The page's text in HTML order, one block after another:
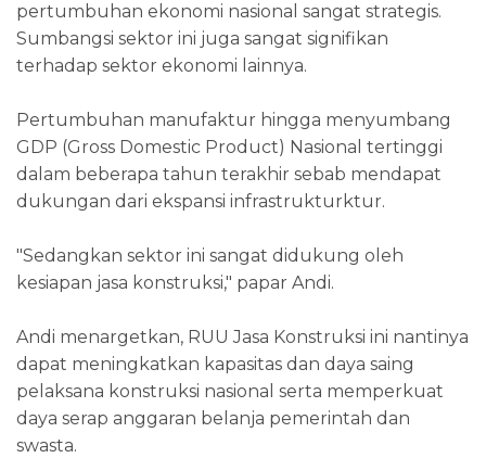
pertumbuhan ekonomi nasional sangat strategis.
Sumbangsi sektor ini juga sangat signifikan
terhadap sektor ekonomi lainnya.
Pertumbuhan manufaktur hingga menyumbang
GDP (Gross Domestic Product) Nasional tertinggi
dalam beberapa tahun terakhir sebab mendapat
dukungan dari ekspansi infrastrukturktur.
"Sedangkan sektor ini sangat didukung oleh
kesiapan jasa konstruksi," papar Andi.
Andi menargetkan, RUU Jasa Konstruksi ini nantinya
dapat meningkatkan kapasitas dan daya saing
pelaksana konstruksi nasional serta memperkuat
daya serap anggaran belanja pemerintah dan
swasta.